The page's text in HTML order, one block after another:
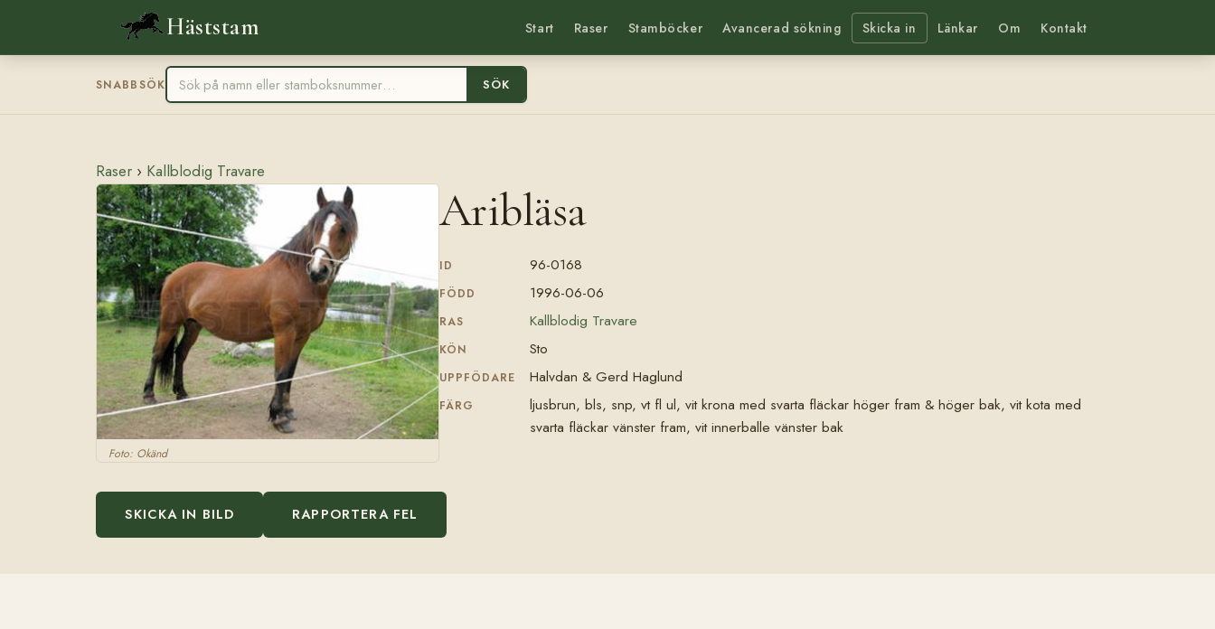
Häststam Start Raser Stamböcker Avancerad sökning Skicka in Länkar Om Kontakt
SNABBSÖK SÖK
Raser › Kallblodig Travare
Foto: Okänd
Aribläsa
ID 96-0168
FÖDD 1996-06-06
RAS Kallblodig Travare
KÖN Sto
UPPFÖDARE Halvdan & Gerd Haglund
FÄRG
ljusbrun, bls, snp, vt fl ul, vit krona med svarta fläckar höger fram & höger bak, vit kota med
svarta fläckar vänster fram, vit innerballe vänster bak
SKICKA IN BILD RAPPORTERA FEL